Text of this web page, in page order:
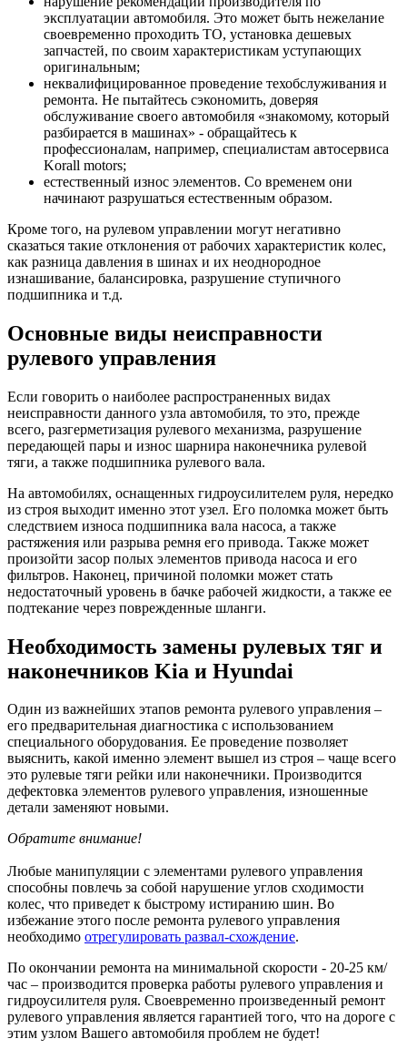
эксплуатации автомобиля. Это может быть нежелание
своевременно проходить ТО, установка дешевых
запчастей, по своим характеристикам уступающих
оригинальным;
неквалифицированное проведение техобслуживания и
ремонта. Не пытайтесь сэкономить, доверяя
обслуживание своего автомобиля «знакомому, который
разбирается в машинах» - обращайтесь к
профессионалам, например, специалистам автосервиса
Korall motors;
естественный износ элементов. Со временем они
начинают разрушаться естественным образом.
Кроме того, на рулевом управлении могут негативно
сказаться такие отклонения от рабочих характеристик колес,
как разница давления в шинах и их неоднородное
изнашивание, балансировка, разрушение ступичного
подшипника и т.д.
Основные виды неисправности
рулевого управления
Если говорить о наиболее распространенных видах
неисправности данного узла автомобиля, то это, прежде
всего, разгерметизация рулевого механизма, разрушение
передающей пары и износ шарнира наконечника рулевой
тяги, а также подшипника рулевого вала.
На автомобилях, оснащенных гидроусилителем руля, нередко
из строя выходит именно этот узел. Его поломка может быть
следствием износа подшипника вала насоса, а также
растяжения или разрыва ремня его привода. Также может
произойти засор полых элементов привода насоса и его
фильтров. Наконец, причиной поломки может стать
недостаточный уровень в бачке рабочей жидкости, а также ее
подтекание через поврежденные шланги.
Необходимость замены рулевых тяг и
наконечников Kia и Hyundai
Один из важнейших этапов ремонта рулевого управления –
его предварительная диагностика с использованием
специального оборудования. Ее проведение позволяет
выяснить, какой именно элемент вышел из строя – чаще всего
это рулевые тяги рейки или наконечники. Производится
дефектовка элементов рулевого управления, изношенные
детали заменяют новыми.
Обратите внимание!
Любые манипуляции с элементами рулевого управления
способны повлечь за собой нарушение углов сходимости
колес, что приведет к быстрому истиранию шин. Во
избежание этого после ремонта рулевого управления
необходимо отрегулировать развал-схождение.
По окончании ремонта на минимальной скорости - 20-25 км/
час – производится проверка работы рулевого управления и
гидроусилителя руля. Своевременно произведенный ремонт
рулевого управления является гарантией того, что на дороге с
этим узлом Вашего автомобиля проблем не будет!